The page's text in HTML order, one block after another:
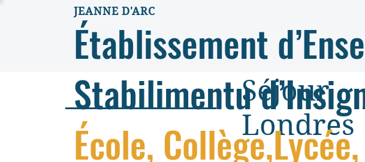
JEANNE D'ARC
Établissement
Stabilimentu
École,
Séjour
Londres